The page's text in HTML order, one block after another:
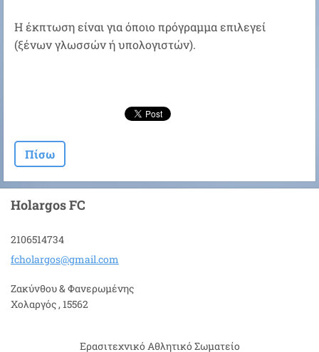
Η έκπτωση είναι για όποιο πρόγραμμα επιλεγεί
(ξένων γλωσσών ή υπολογιστών).
Πίσω
Holargos FC
2106514734
fcholargos@gmail.com
Ζακύνθου & Φανερωμένης
Χολαργός , 15562
Ερασιτεχνικό Αθλητικό Σωματείο